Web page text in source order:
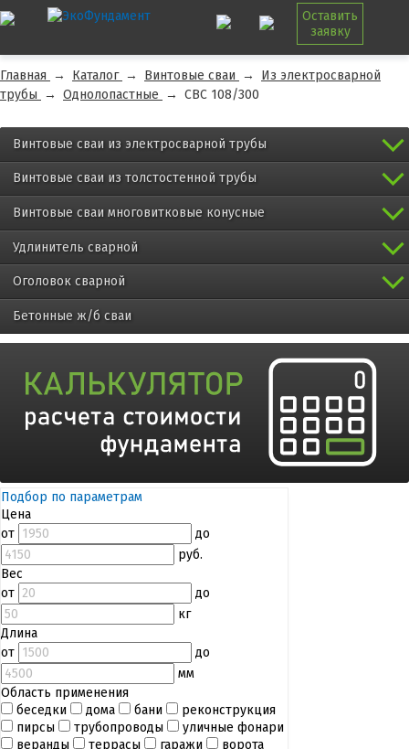
Оставить
заявку
Главная → Каталог → Винтовые сваи →
Из электросварной
трубы → Однолопастные → СВС 108/300
Винтовые сваи из электросварной трубы
Винтовые сваи из толстостенной трубы
Винтовые сваи многовитковые конусные
Удлинитель сварной
Оголовок сварной
Бетонные ж/б сваи
Подбор по параметрам
Цена
от
до
руб.
Вес
от
до
кг
Длина
от
до
мм
Область применения
беседки
дома бани
реконструкция
пирсы
трубопроводы
уличные фонари
веранды
террасы гаражи
ворота